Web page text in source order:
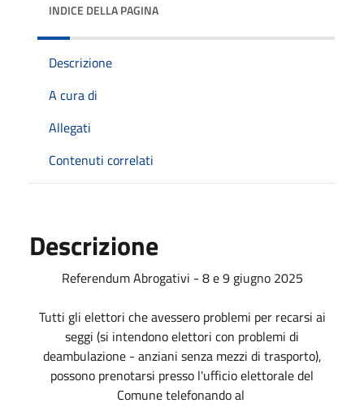
INDICE DELLA PAGINA
Descrizione
A cura di
Allegati
Contenuti correlati
Descrizione
Referendum Abrogativi - 8 e 9 giugno 2025
Tutti gli elettori che avessero problemi per recarsi ai
seggi (si intendono elettori con problemi di
deambulazione - anziani senza mezzi di trasporto),
possono prenotarsi presso l'ufficio elettorale del
Comune telefonando al